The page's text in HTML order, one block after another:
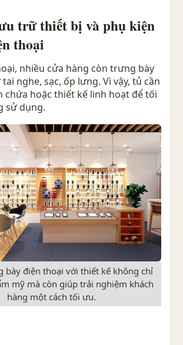
trữ thiết bị và phụ kiện
thoại
nhiều cửa hàng còn trưng bày
nghe, sạc, ốp lưng. Vì vậy, tủ cần
chứa hoặc thiết kế linh hoạt để tối
sử dụng.
bày điện thoại với thiết kế không chỉ
mỹ mà còn giúp trải nghiệm khách
hàng một cách tối ưu.